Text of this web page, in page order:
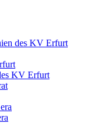
des KV Erfurt
KV Erfurt